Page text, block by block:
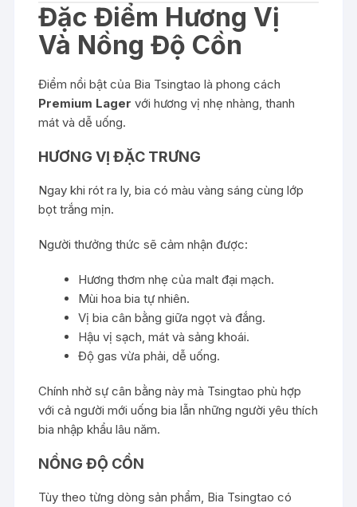
Đặc Điểm Hương Vị
Và Nồng Độ Cồn
Điểm nổi bật của Bia Tsingtao là phong cách
Premium Lager với hương vị nhẹ nhàng, thanh
mát và dễ uống.
HƯƠNG VỊ ĐẶC TRƯNG
Ngay khi rót ra ly, bia có màu vàng sáng cùng lớp
bọt trắng mịn.
Người thưởng thức sẽ cảm nhận được:
Hương thơm nhẹ của malt đại mạch.
Mùi hoa bia tự nhiên.
Vị bia cân bằng giữa ngọt và đắng.
Hậu vị sạch, mát và sảng khoái.
Độ gas vừa phải, dễ uống.
Chính nhờ sự cân bằng này mà Tsingtao phù hợp
với cả người mới uống bia lẫn những người yêu thích
bia nhập khẩu lâu năm.
NỒNG ĐỘ CỒN
Tùy theo từng dòng sản phẩm, Bia Tsingtao có